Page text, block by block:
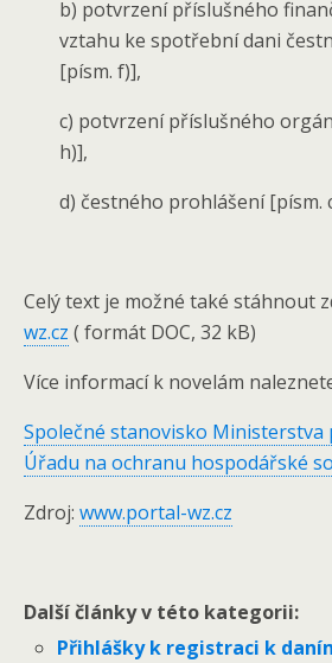
b) potvrzení příslušného
vztahu ke spotřební dani
[písm. f)],
c) potvrzení příslušného
h)],
d) čestného prohlášení [písm.
Celý text je možné také stáhnout
wz.cz ( formát DOC, 32 kB)
Více informací k novelám
Společné stanovisko
Úřadu na ochranu hospodářské
Zdroj: www.portal-wz.cz
Další články v této kategorii:
Přihlášky k registraci k